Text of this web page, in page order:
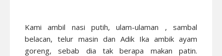
Kami ambil nasi putih, ulam-ulaman , sambal
belacan, telur masin dan Adik Ika ambik ayam
goreng, sebab dia tak berapa makan patin.